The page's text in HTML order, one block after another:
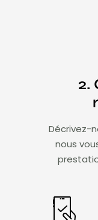
2.
Décrivez-
nous